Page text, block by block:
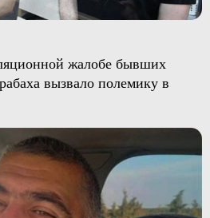
жалобе бывших
вызвало полемику в